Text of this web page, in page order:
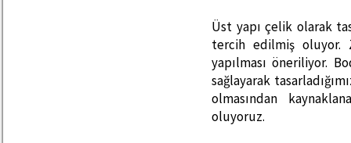
Üst yapı çelik olarak
tercih edilmiş oluyor.
yapılması öneriliyor.
sağlayarak
olmasından
oluyoruz.